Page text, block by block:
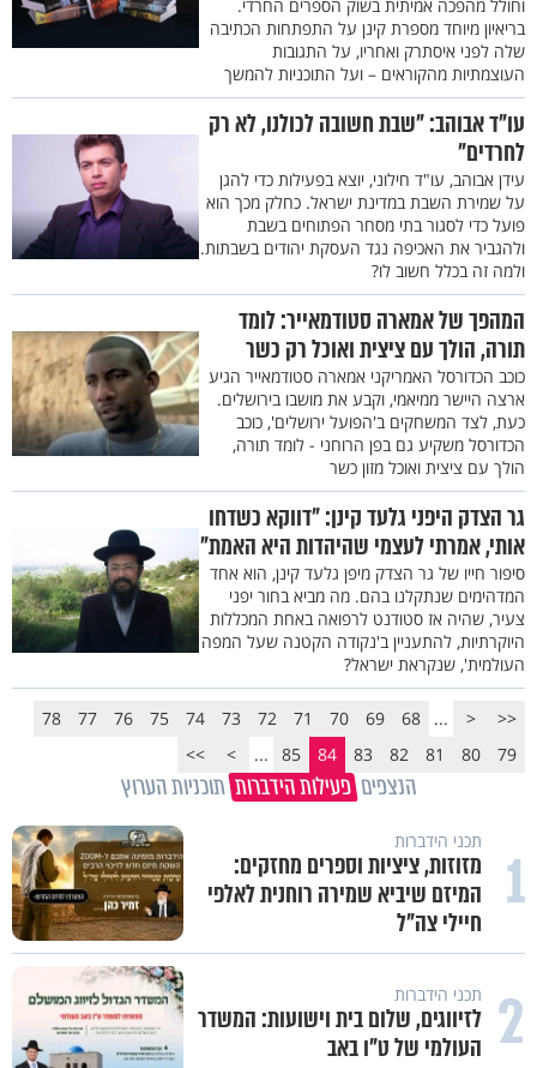
וחולל מהפכה אמיתית בשוק הספרים החרדי.
בריאיון מיוחד מספרת קינן על התפתחות הכתיבה
שלה לפני איסתרק ואחריו, על התגובות
העוצמתיות מהקוראים – ועל התוכניות להמשך
עו"ד אבוהב: "שבת חשובה לכולנו, לא רק
לחרדים"
עידן אבוהב, עו"ד חילוני, יוצא בפעילות כדי להגן
על שמירת השבת במדינת ישראל. כחלק מכך הוא
פועל כדי לסגור בתי מסחר הפתוחים בשבת
ולהגביר את האכיפה נגד העסקת יהודים בשבתות.
ולמה זה בכלל חשוב לו?
המהפך של אמארה סטודמאייר: לומד
תורה, הולך עם ציצית ואוכל רק כשר
כוכב הכדורסל האמריקני אמארה סטודמאייר הגיע
ארצה היישר ממיאמי, וקבע את מושבו בירושלים.
כעת, לצד המשחקים ב'הפועל ירושלים', כוכב
הכדורסל משקיע גם בפן הרוחני - לומד תורה,
הולך עם ציצית ואוכל מזון כשר
גר הצדק היפני גלעד קינן: "דווקא כשדחו
אותי, אמרתי לעצמי שהיהדות היא האמת"
סיפור חייו של גר הצדק מיפן גלעד קינן, הוא אחד
המדהימים שנתקלנו בהם. מה מביא בחור יפני
צעיר, שהיה אז סטודנט לרפואה באחת המכללות
היוקרתיות, להתעניין ב'נקודה הקטנה שעל המפה
העולמית', שנקראת ישראל?
<<
<
...
68
69
70
71
72
73
74
75
76
77
78
79
80
81
82
83
84
85
...
>
>>
הנצפים פעילות הידברות תוכניות הערוץ
1 תכני הידברות
מזוזות, ציציות וספרים מחזקים:
המיזם שיביא שמירה רוחנית לאלפי
חיילי צה"ל
2 תכני הידברות
לזיווגים, שלום בית וישועות: המשדר
העולמי של ט"ו באב